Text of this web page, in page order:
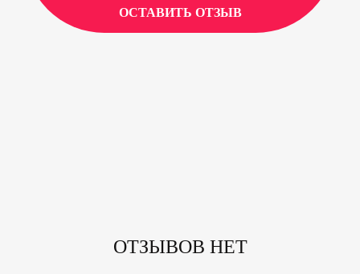
ОСТАВИТЬ ОТЗЫВ
ОТЗЫВОВ НЕТ